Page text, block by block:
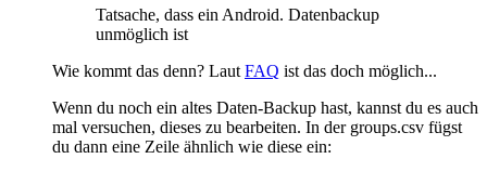
Tatsache, dass ein Android. Datenbackup
unmöglich ist
Wie kommt das denn? Laut FAQ ist das doch möglich...
Wenn du noch ein altes Daten-Backup hast, kannst du es auch
mal versuchen, dieses zu bearbeiten. In der groups.csv fügst
du dann eine Zeile ähnlich wie diese ein: